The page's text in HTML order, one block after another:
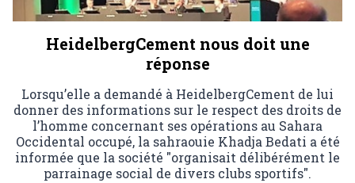
HeidelbergCement nous doit une
réponse
Lorsqu’elle a demandé à HeidelbergCement de lui
donner des informations sur le respect des droits de
l’homme concernant ses opérations au Sahara
Occidental occupé, la sahraouie Khadja Bedati a été
informée que la société "organisait délibérément le
parrainage social de divers clubs sportifs".